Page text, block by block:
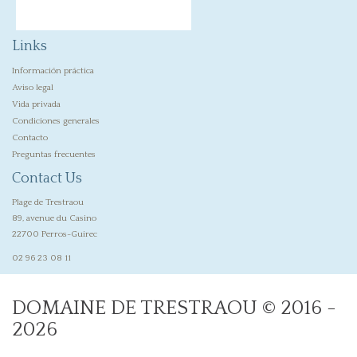
Links
Información práctica
Aviso legal
Vida privada
Condiciones generales
Contacto
Preguntas frecuentes
Contact Us
Plage de Trestraou
89, avenue du Casino
22700 Perros-Guirec
02 96 23 08 11
DOMAINE DE TRESTRAOU © 2016 -
2026